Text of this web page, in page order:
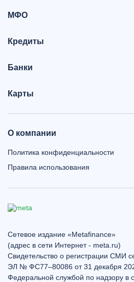
МФО
Кредиты
Банки
Карты
О компании
Политика конфиденциальности
Правила использования
Сетевое издание «Metafinance»
(адрес в сети Интернет - meta.ru)
Свидетельство о регистрации СМИ
ЭЛ № ФС77–80086 от 31 декабря
Федеральной службой по надзору в